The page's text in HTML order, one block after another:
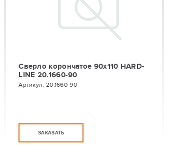
Сверло корончатое 90х110 HARD-
LINE 20.1660-90
Артикул: 20.1660-90
ЗАКАЗАТЬ